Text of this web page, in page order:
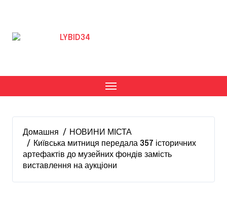
Домашня
НОВИНИ МІСТА
Київська митниця передала 357 історичних
артефактів до музейних фондів замість
виставлення на аукціони